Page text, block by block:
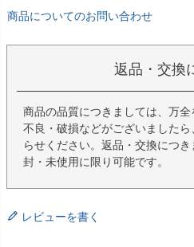
商品についてのお問い合わせ
返品・交換
商品の品質につきましては、万
不良・破損などがございました
らせください。返品・交換につ
封・未使用に限り可能です。
レビューを書く